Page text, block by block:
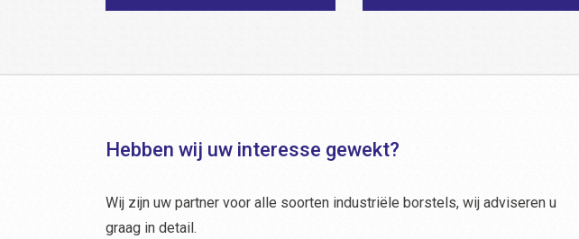
Hebben wij uw interesse gewekt?
Wij zijn uw partner voor alle soorten industriële borstels, wij adviseren u
graag in detail.